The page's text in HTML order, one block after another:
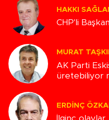
HAKKI
CHP'li
MURAT
AK Parti
üretebiliyor
ERDINÇ
İlginç olaylar...